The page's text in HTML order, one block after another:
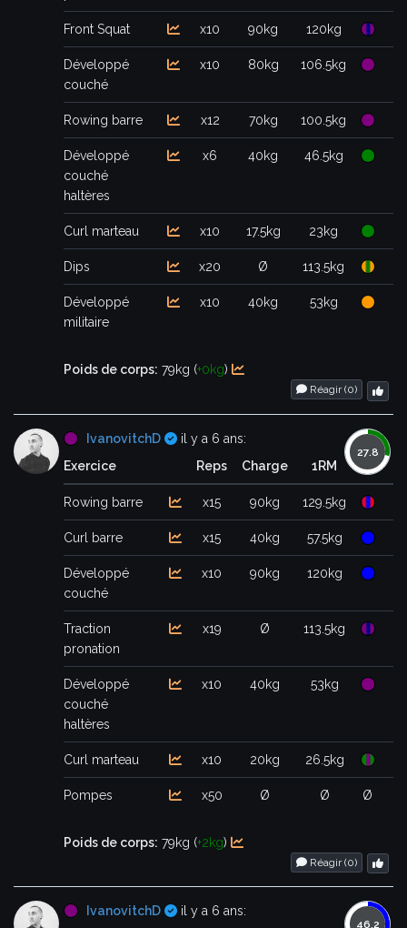
Front Squat x10 90kg 120kg
Développé
couché
x10 80kg 106.5kg
Rowing barre x12 70kg 100.5kg
Développé
couché
haltères
x6 40kg 46.5kg
Curl marteau x10 17.5kg 23kg
Dips x20 Ø 113.5kg
Développé
militaire
x10 40kg 53kg
Poids de corps: 79kg (+0kg)
Réagir (0)
IvanovitchD Certifié
il y a 6 ans:
Exercice
Reps Charge 1RM
Rowing barre x15 90kg 129.5kg
Curl barre x15 40kg 57.5kg
Développé
couché
x10 90kg 120kg
Traction
pronation
x19 Ø 113.5kg
Développé
couché
haltères
x10 40kg 53kg
Curl marteau x10 20kg 26.5kg
Pompes x50 Ø Ø Ø
Poids de corps: 79kg (+2kg)
Réagir (0)
IvanovitchD Certifié
il y a 6 ans: